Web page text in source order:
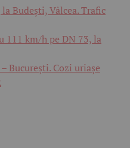
Budești, Vâlcea. Trafic
111 km/h pe DN 73, la
București. Cozi uriașe